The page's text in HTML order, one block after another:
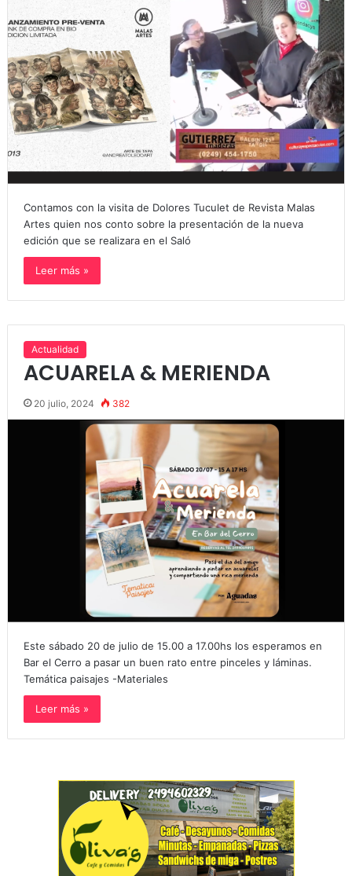
Contamos con la visita de Dolores Tuculet de Revista Malas
Artes quien nos conto sobre la presentación de la nueva
edición que se realizara en el Saló
Leer más »
Actualidad
ACUARELA & MERIENDA
20 julio, 2024 382
Este sábado 20 de julio de 15.00 a 17.00hs los esperamos en
Bar el Cerro a pasar un buen rato entre pinceles y láminas.
Temática paisajes -Materiales
Leer más »